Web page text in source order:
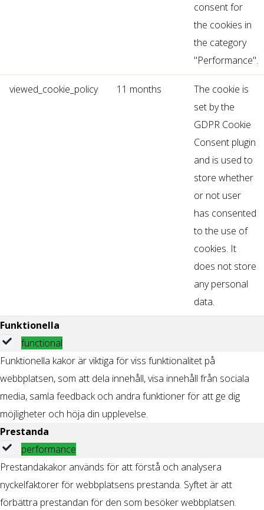
consent for
the cookies in
the category
"Performance".
viewed_cookie_policy 11 months
The cookie is
set by the
GDPR Cookie
Consent plugin
and is used to
store whether
or not user
has consented
to the use of
cookies. It
does not store
any personal
data.
Funktionella
functional
Funktionella kakor är viktiga för viss funktionalitet på
webbplatsen, som att dela innehåll, visa innehåll från sociala
media, samla feedback och andra funktioner för att ge dig
möjligheter och höja din upplevelse.
Prestanda
performance
Prestandakakor används för att förstå och analysera
nyckelfaktorer för webbplatsens prestanda. Syftet är att
förbättra prestandan för den som besöker webbplatsen.